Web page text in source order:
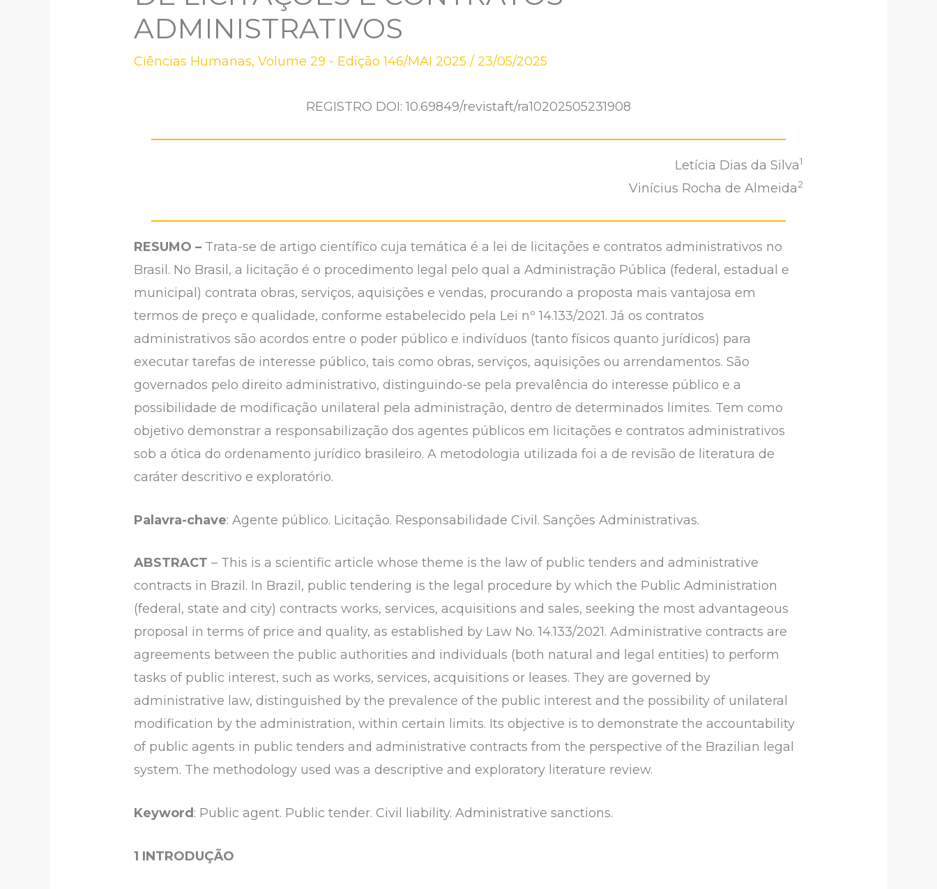
ADMINISTRATIVOS
Ciências Humanas,Volume 29 - Edição 146/MAI 2025 /23/05/2025
REGISTRO DOI: 10.69849/revistaft/ra10202505231908
Letícia Dias da Silva1
Vinícius Rocha de Almeida2
RESUMO – Trata-se de artigo científico cuja temática é a lei de licitações e contratos administrativos no
Brasil. No Brasil, a licitação é o procedimento legal pelo qual a Administração Pública (federal, estadual e
municipal) contrata obras, serviços, aquisições e vendas, procurando a proposta mais vantajosa em
termos de preço e qualidade, conforme estabelecido pela Lei nº 14.133/2021. Já os contratos
administrativos são acordos entre o poder público e indivíduos (tanto físicos quanto jurídicos) para
executar tarefas de interesse público, tais como obras, serviços, aquisições ou arrendamentos. São
governados pelo direito administrativo, distinguindo-se pela prevalência do interesse público e a
possibilidade de modificação unilateral pela administração, dentro de determinados limites. Tem como
objetivo demonstrar a responsabilização dos agentes públicos em licitações e contratos administrativos
sob a ótica do ordenamento jurídico brasileiro. A metodologia utilizada foi a de revisão de literatura de
caráter descritivo e exploratório.
Palavra-chave: Agente público. Licitação. Responsabilidade Civil. Sanções Administrativas.
ABSTRACT– This is a scientific article whose theme is the law of public tenders and administrative
contracts in Brazil. In Brazil, public tendering is the legal procedure by which the Public Administration
(federal, state and city) contracts works, services, acquisitions and sales, seeking the most advantageous
proposal in terms of price and quality, as established by Law No. 14.133/2021. Administrative contracts are
agreements between the public authorities and individuals (both natural and legal entities) to perform
tasks of public interest, such as works, services, acquisitions or leases. They are governed by
administrative law, distinguished by the prevalence of the public interest and the possibility of unilateral
modification by the administration, within certain limits. Its objective is to demonstrate the accountability
of public agents in public tenders and administrative contracts from the perspective of the Brazilian legal
system. The methodology used was a descriptive and exploratory literature review.
Keyword : Public agent. Public tender. Civil liability. Administrative sanctions.
1 INTRODUÇÃO